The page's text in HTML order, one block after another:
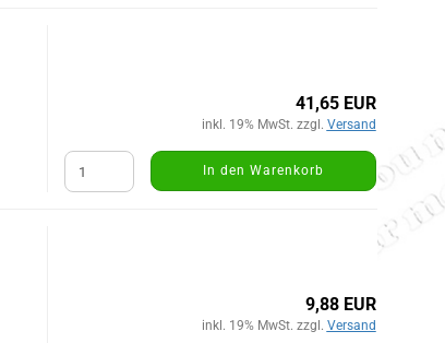
41,65 EUR
inkl. 19% MwSt. zzgl. Versand
In den Warenkorb
9,88 EUR
inkl. 19% MwSt. zzgl. Versand